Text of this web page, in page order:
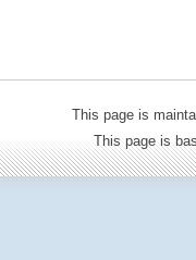
This page is
This page is